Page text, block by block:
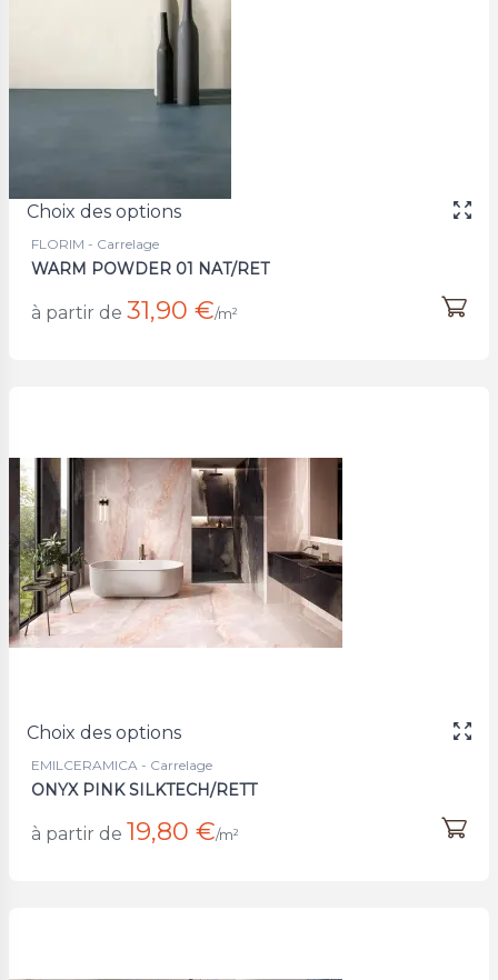
Choix des options
FLORIM - Carrelage
WARM POWDER 01 NAT/RET
à partir de 31,90 €/m²
Choix des options
EMILCERAMICA - Carrelage
ONYX PINK SILKTECH/RETT
à partir de 19,80 €/m²